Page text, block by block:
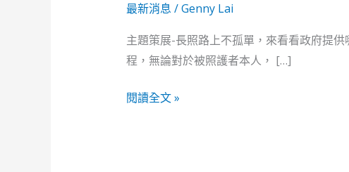
最新消息 /Genny Lai
主題策展-長照路上不孤單，來看看政府提
程，無論對於被照護者本人， […]
2.0
閱讀全文 »